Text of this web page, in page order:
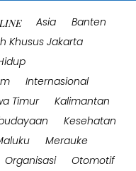
Asia
Banten
Khusus Jakarta
Internasional
Timur
Kalimantan
Kesehatan
Merauke
Organisasi
Otomotif